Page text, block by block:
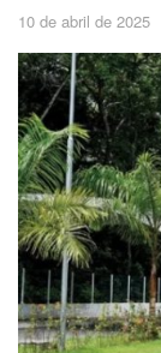
10 de abril de 2025